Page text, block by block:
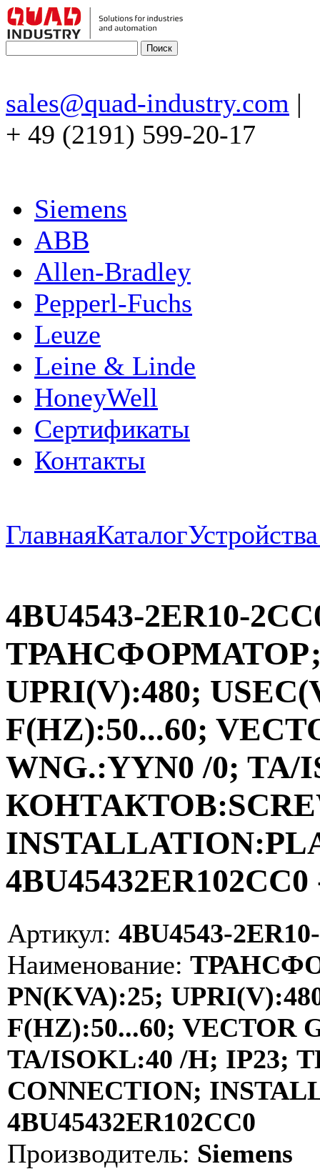
sales@quad-industry.com |
+ 49 (2191) 599-20-17
Siemens
ABB
Allen-Bradley
Pepperl-Fuchs
Leuze
Leine & Linde
HoneyWell
Сертификаты
Контакты
ГлавнаяКаталог
4BU4543-2ER10-
UPRI(V):480;
F(HZ):50...60;
WNG.:YYN0 /0;
Артикул: 4BU4543-
Наименование:
PN(KVA):25;
F(HZ):50...60; VECTOR
TA/ISOKL:40 /H;
CONNECTION;
4BU45432ER102CC0
Производитель: Siemens